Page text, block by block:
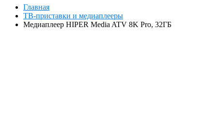
Главная
ТВ-приставки и медиаплееры
Медиаплеер HIPER Media ATV 8K Pro, 32ГБ